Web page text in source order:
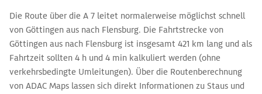
Die Route über die A 7 leitet normalerweise möglichst schnell
von Göttingen aus nach Flensburg. Die Fahrtstrecke von
Göttingen aus nach Flensburg ist insgesamt 421 km lang und als
Fahrtzeit sollten 4 h und 4 min kalkuliert werden (ohne
verkehrsbedingte Umleitungen). Über die Routenberechnung
von ADAC Maps lassen sich direkt Informationen zu Staus und